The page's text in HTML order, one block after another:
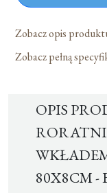
Zobacz opis
Zobacz pełną
OPIS
80X8CM -